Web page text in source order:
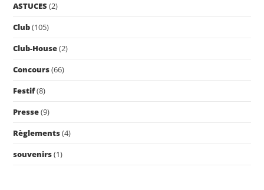
ASTUCES (2)
Club(105)
Club-House(2)
Concours(66)
Festif(8)
Presse(9)
Règlements(4)
souvenirs(1)